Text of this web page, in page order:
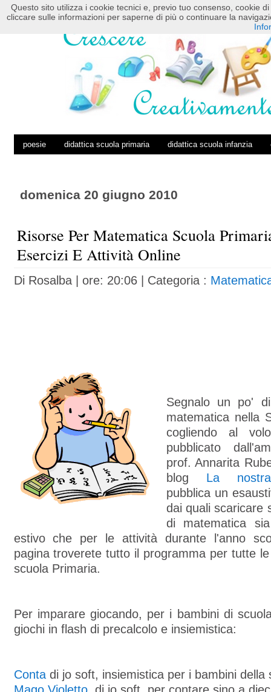
HOME POSTS RSS COMMENTS RSS
poesie didattica scuola primaria didattica scuola infanzia
domenica 20 giugno 2010
Risorse Per Matematica Scuola
Esercizi E Attività Online
Di Rosalba| ore: 20:06 | Categoria :
Segnalo un po'
matematica nella
cogliendo al
pubblicato
prof. Annarita
blog La
pubblica un
dai quali scaricare
di matematica
estivo che per le attività durante l'anno
pagina troverete tutto il programma per tutte
scuola Primaria.
Per imparare giocando, per i bambini di
giochi in flash di precalcolo e insiemistica:
Contadi jo soft, insiemistica per i bambini della
Questo sito utilizza i cookie tecnici e, previo tuo consenso, cookie
cliccare sulle informazioni per saperne di più o continuare la